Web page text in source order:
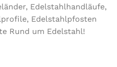
Edelstahlhandläufe,
Edelstahlpfosten
Rund um Edelstahl!